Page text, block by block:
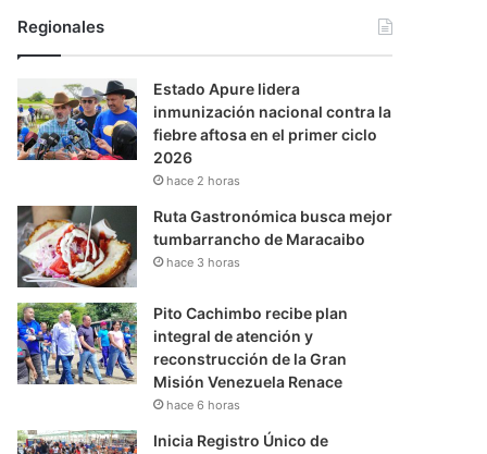
Regionales
Estado Apure lidera
inmunización nacional contra la
fiebre aftosa en el primer ciclo
2026
hace 2 horas
Ruta Gastronómica busca mejor
tumbarrancho de Maracaibo
hace 3 horas
Pito Cachimbo recibe plan
integral de atención y
reconstrucción de la Gran
Misión Venezuela Renace
hace 6 horas
Inicia Registro Único de